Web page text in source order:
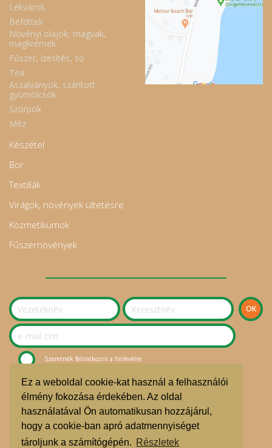
Ez a weboldal cookie-kat használ a felhasználói
élmény fokozása érdekében. Az oldal
használatával Ön automatikusan hozzájárul,
hogy a cookie-ban apró adatmennyiséget
tároljunk a számítógépén. Részletek
Lekvárok
Befőttek
Növényi olajok, magvak,
magkrémek
Fűszer, ízesítés, só
Tea
Aszalványok, szárított
gyümölcsök
Szörpök
Méz
Készétel
Bor
Textilíák
Virágok, növények ültetésre
Kozmetikumok
Fűszernövények
Szeretnék feliratkozni a hírlevélre.
© Sziget Kosara Bevásárlóközösség 2020.
ÁSZF
Adatvédelmi nyilatkozat